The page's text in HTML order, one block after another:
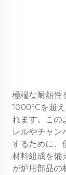
極端な耐熱性
1000°Cを超
れます。この
レルやチャン
するために、
材料組成を備
が炉用部品の